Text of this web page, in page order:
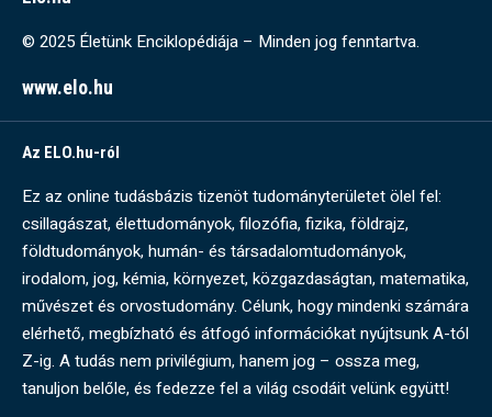
© 2025 Életünk Enciklopédiája – Minden jog fenntartva.
www.elo.hu
Az ELO.hu-ról
Ez az online tudásbázis tizenöt tudományterületet ölel fel:
csillagászat, élettudományok, filozófia, fizika, földrajz,
földtudományok, humán- és társadalomtudományok,
irodalom, jog, kémia, környezet, közgazdaságtan, matematika,
művészet és orvostudomány. Célunk, hogy mindenki számára
elérhető, megbízható és átfogó információkat nyújtsunk A-tól
Z-ig. A tudás nem privilégium, hanem jog – ossza meg,
tanuljon belőle, és fedezze fel a világ csodáit velünk együtt!